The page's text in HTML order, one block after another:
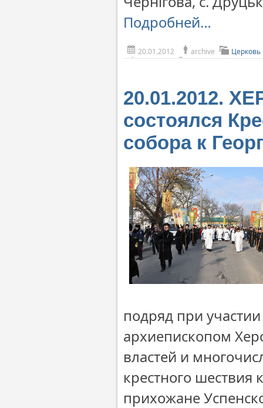
Подробней…
20.01.2012 archive
20.01.2012.
состоялся
собора к
подряд при участии
архиепископом
властей и
крестного
прихожане